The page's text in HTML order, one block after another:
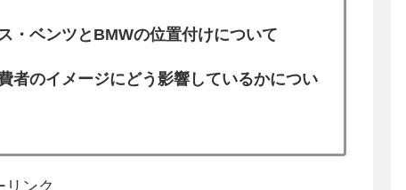
・ベンツとBMWの位置付けについて
者のイメージにどう影響しているかについ
リンク